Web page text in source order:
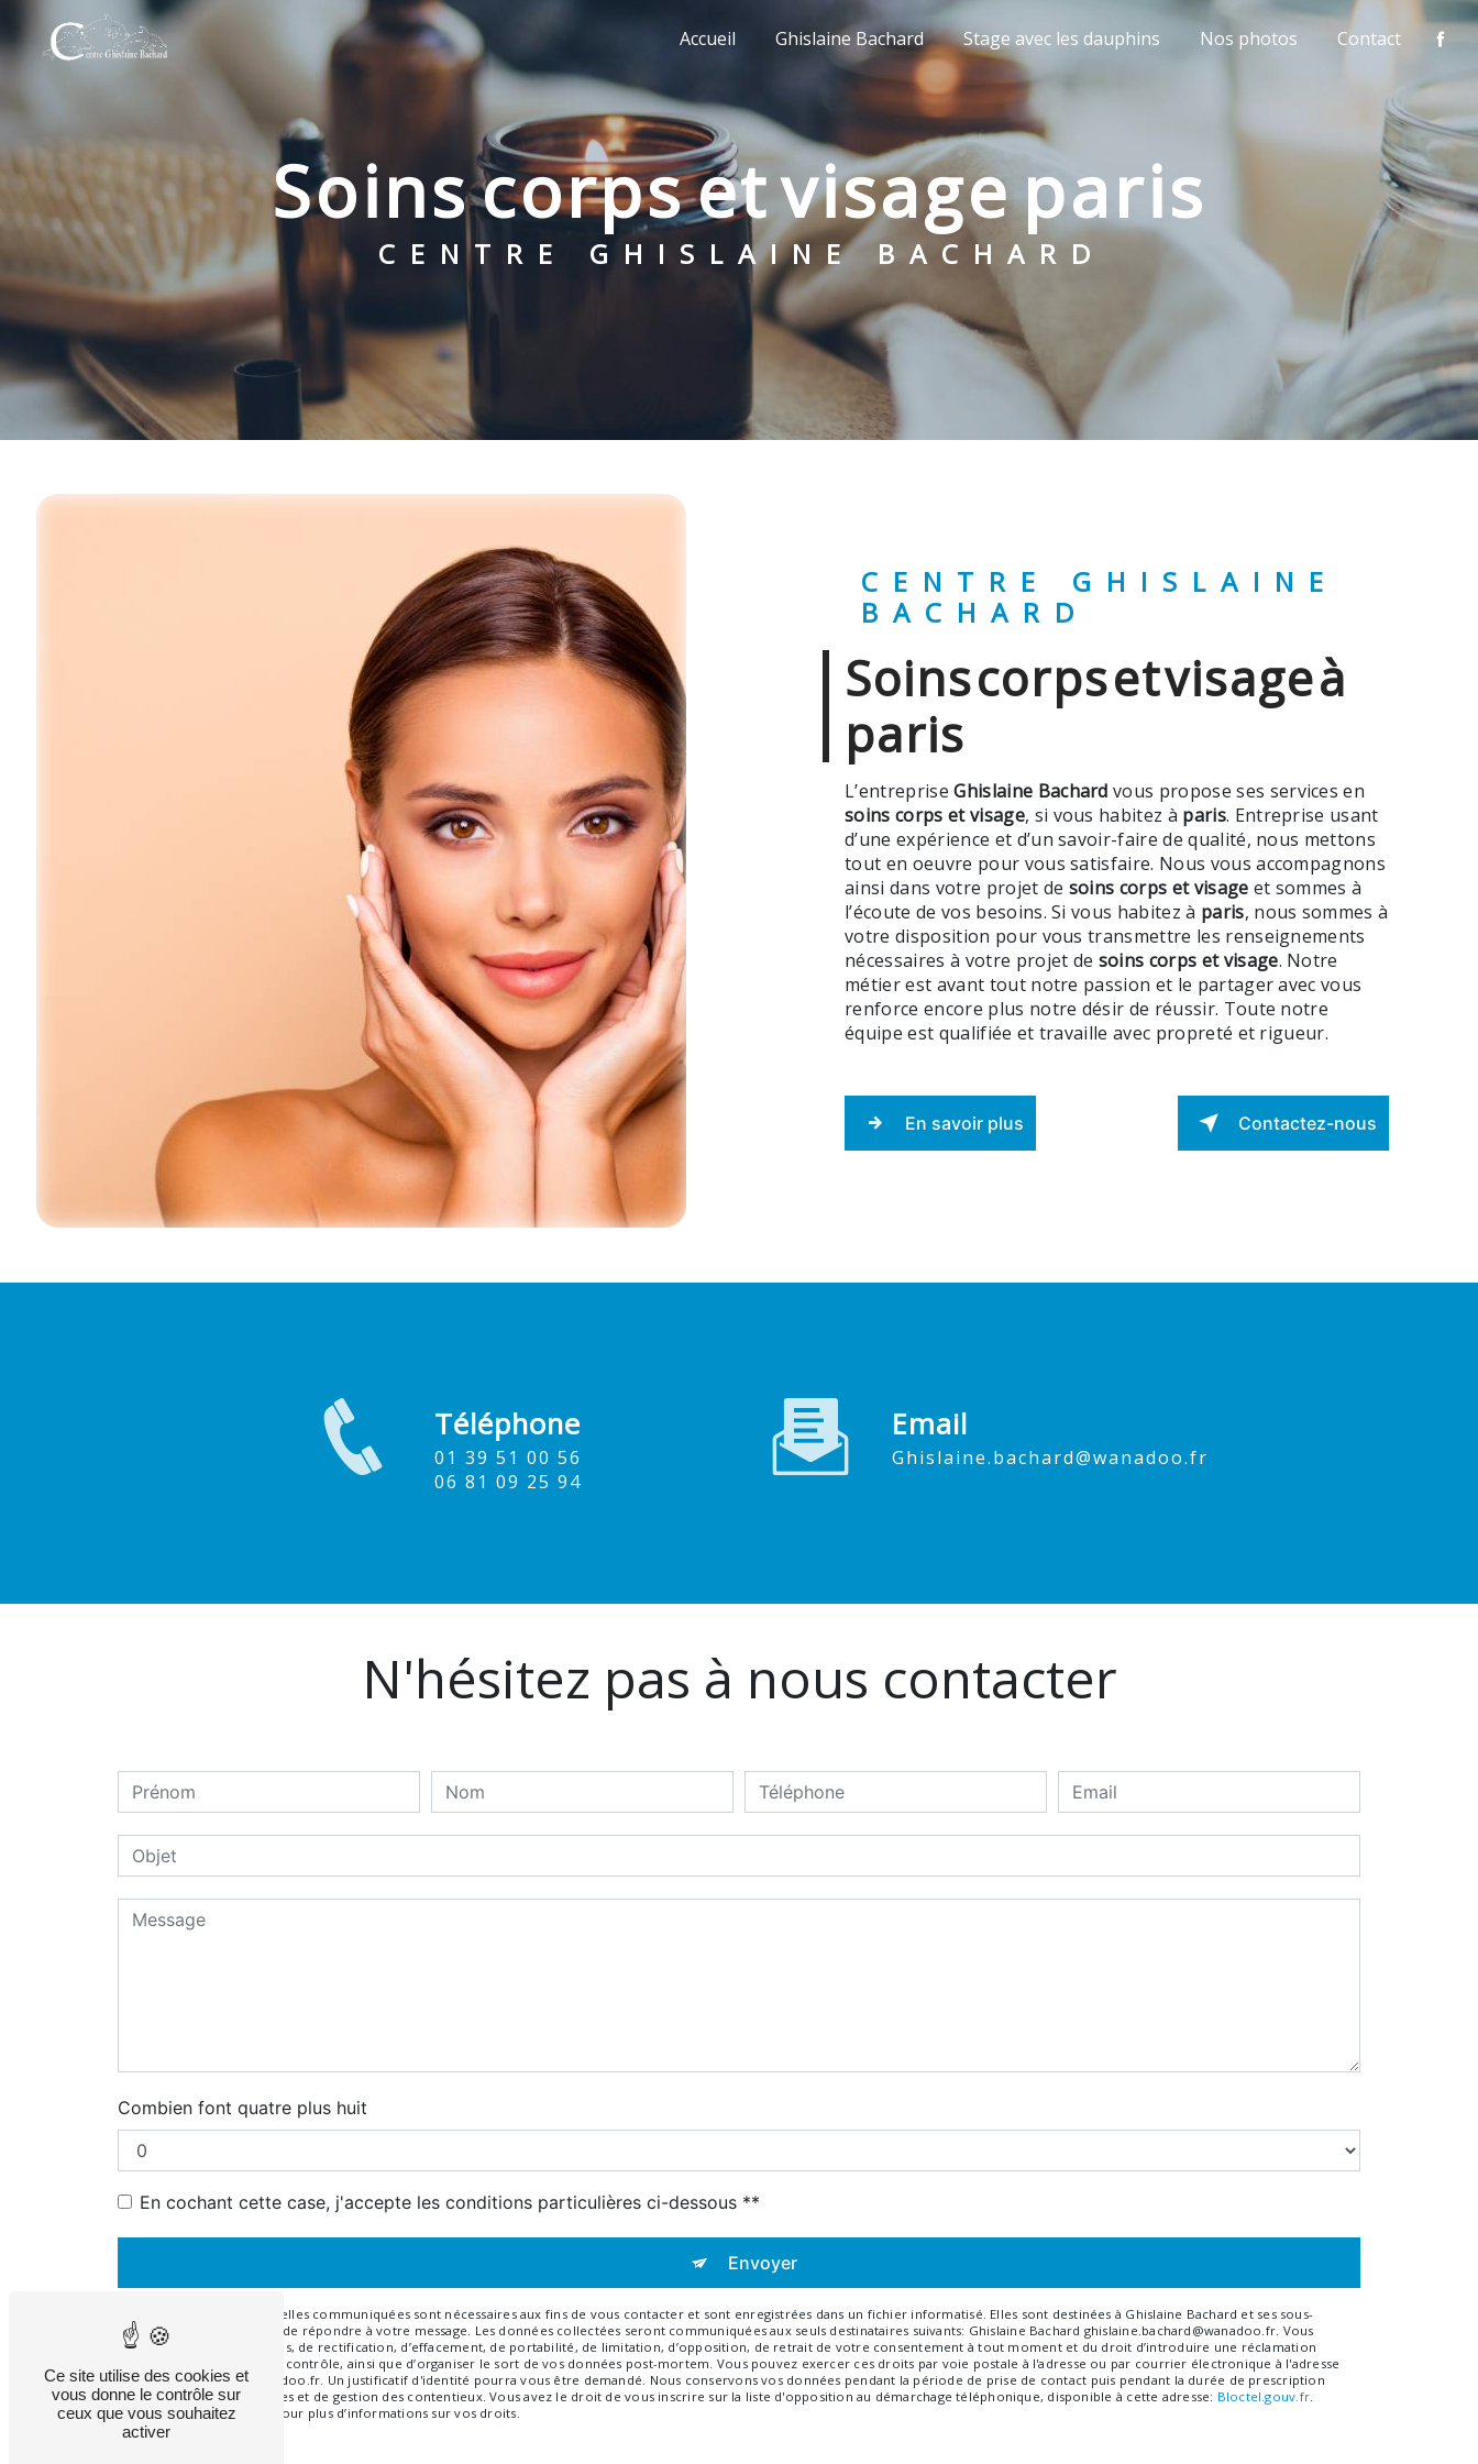
Accueil Ghislaine Bachard Stage avec les dauphins Nos photos Contact
soins corps et visage paris
CENTRE GHISLAINE BACHARD
CENTRE GHISLAINE
BACHARD
soins corps et visage à
paris
L’entrepriseGhislaine Bachard vous propose ses services en
soins corps et visage, si vous habitez à paris. Entreprise usant
d’une expérience et d’un savoir-faire de qualité, nous mettons
tout en oeuvre pour vous satisfaire. Nous vous accompagnons
ainsi dans votre projet de soins corps et visage et sommes à
l’écoute de vos besoins. Si vous habitez à paris, nous sommes à
votre disposition pour vous transmettre les renseignements
nécessaires à votre projet de soins corps et visage. Notre
métier est avant tout notre passion et le partager avec vous
renforce encore plus notre désir de réussir. Toute notre
équipe est qualifiée et travaille avec propreté et rigueur.
En savoir plus Contactez-nous
Téléphone
01 39 51 00 56
06 81 09 25 94
Email
ghislaine.bachard@wanadoo.fr
N'hésitez pas à nous contacter
Combien font quatre plus huit
En cochant cette case, j'accepte les conditions particulières ci-dessous **
Envoyer
** Les données personnelles communiquées sont nécessaires aux fins de vous contacter et sont enregistrées dans un fichier informatisé. Elles sont destinées à Ghislaine Bachard et ses sous-
traitants dans le seul but de répondre à votre message. Les données collectées seront communiquées aux seuls destinataires suivants: Ghislaine Bachard ghislaine.bachard@wanadoo.fr. Vous
disposez de droits d’accès, de rectification, d’effacement, de portabilité, de limitation, d’opposition, de retrait de votre consentement à tout moment et du droit d’introduire une réclamation
auprès d’une autorité de contrôle, ainsi que d’organiser le sort de vos données post-mortem. Vous pouvez exercer ces droits par voie postale à l'adresse ou par courrier électronique à l'adresse
ghislaine.bachard@wanadoo.fr. Un justificatif d'identité pourra vous être demandé. Nous conservons vos données pendant la période de prise de contact puis pendant la durée de prescription
légale aux fins probatoires et de gestion des contentieux. Vous avez le droit de vous inscrire sur la liste d'opposition au démarchage téléphonique, disponible à cette adresse:
Bloctel.gouv.fr
Consultez le site cnil.fr pour plus d’informations sur vos droits.
Panneau de gestion des cookies
Ce site utilise des cookies et
vous donne le contrôle sur
ceux que vous souhaitez
activer